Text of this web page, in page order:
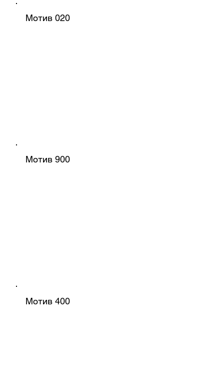
Мотив 020
Мотив 900
Мотив 400